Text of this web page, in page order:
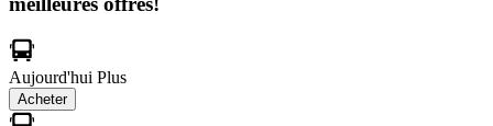
Aujourd'hui Plus
Acheter